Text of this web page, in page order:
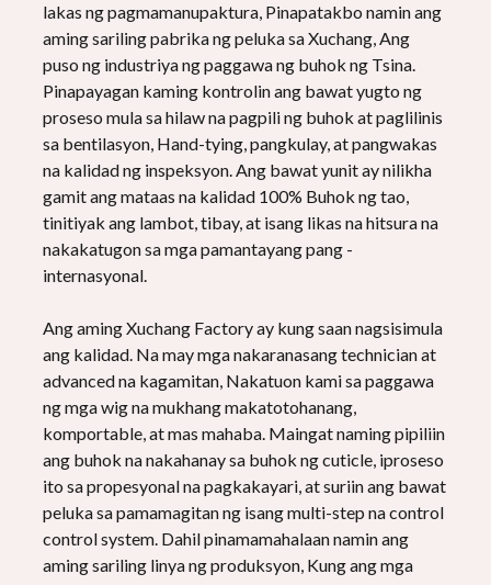
lakas ng pagmamanupaktura, Pinapatakbo namin ang
aming sariling pabrika ng peluka sa Xuchang, Ang
puso ng industriya ng paggawa ng buhok ng Tsina.
Pinapayagan kaming kontrolin ang bawat yugto ng
proseso mula sa hilaw na pagpili ng buhok at paglilinis
sa bentilasyon, Hand-tying, pangkulay, at pangwakas
na kalidad ng inspeksyon. Ang bawat yunit ay nilikha
gamit ang mataas na kalidad 100% Buhok ng tao,
tinitiyak ang lambot, tibay, at isang likas na hitsura na
nakakatugon sa mga pamantayang pang -
internasyonal.
Ang aming Xuchang Factory ay kung saan nagsisimula
ang kalidad. Na may mga nakaranasang technician at
advanced na kagamitan, Nakatuon kami sa paggawa
ng mga wig na mukhang makatotohanang,
komportable, at mas mahaba. Maingat naming pipiliin
ang buhok na nakahanay sa buhok ng cuticle, iproseso
ito sa propesyonal na pagkakayari, at suriin ang bawat
peluka sa pamamagitan ng isang multi-step na control
control system. Dahil pinamamahalaan namin ang
aming sariling linya ng produksyon, Kung ang mga